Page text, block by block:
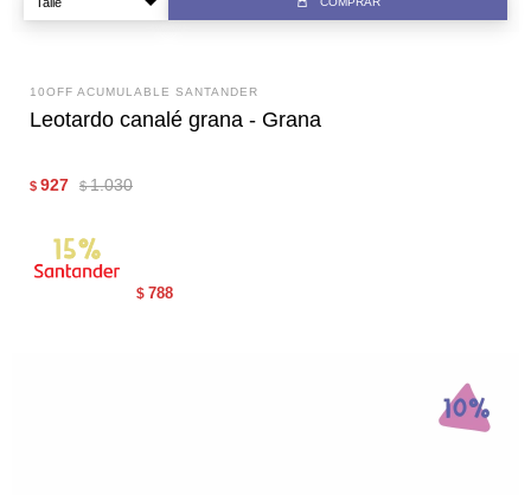
10OFF ACUMULABLE SANTANDER
Leotardo canalé grana - Grana
$ 927 $ 1.030
$ 788